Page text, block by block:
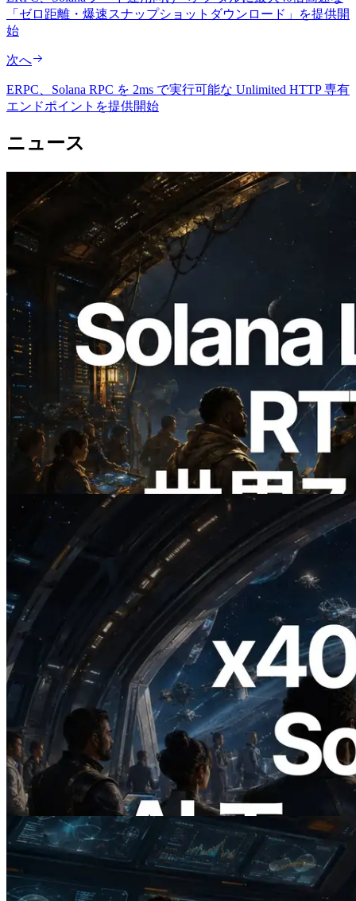
「ゼロ距離・爆速スナップショットダウンロード」を提供開
始
次へ
ERPC、Solana RPC を 2ms で実行可能な Unlimited HTTP 専有
エンドポイントを提供開始
ニュース
2026.08.05
ERPC、Solana Leader Slot APIを世界7
リージョンのping計測に拡張—
Validators Information APIも公開
この記事を読む
2026.07.04
ERPC、x402 決済対応の Solana RPC を
公開 — AI エージェントが必要な API
にその場で支払う時代の幕開け
この記事を読む